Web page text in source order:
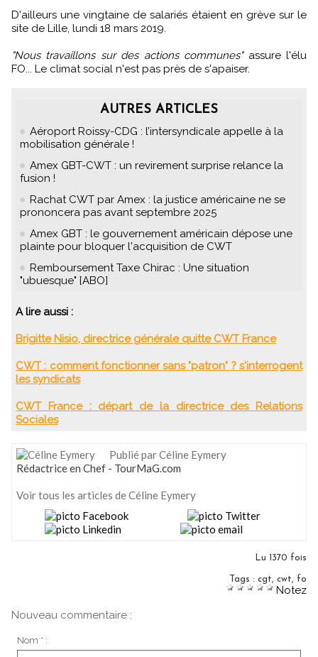
D'ailleurs une vingtaine de salariés étaient en grève sur le
site de Lille, lundi 18 mars 2019.
"Nous travaillons sur des actions communes" assure l'élu
FO... Le climat social n'est pas près de s'apaiser.
AUTRES ARTICLES
Aéroport Roissy-CDG : l’intersyndicale appelle à la
mobilisation générale !
Amex GBT-CWT : un revirement surprise relance la
fusion !
Rachat CWT par Amex : la justice américaine ne se
prononcera pas avant septembre 2025
Amex GBT : le gouvernement américain dépose une
plainte pour bloquer l'acquisition de CWT
Remboursement Taxe Chirac : Une situation
"ubuesque" [ABO]
A lire aussi :
Brigitte Nisio, directrice générale quitte CWT France
CWT : comment fonctionner sans "patron" ? s'interrogent
les syndicats
CWT France : départ de la directrice des Relations
Sociales
Publié par Céline Eymery
Rédactrice en Chef - TourMaG.com
Voir tous les articles de Céline Eymery
Lu 1370 fois
Tags : cgt, cwt, fo
Notez
Nouveau commentaire :
Nom * :